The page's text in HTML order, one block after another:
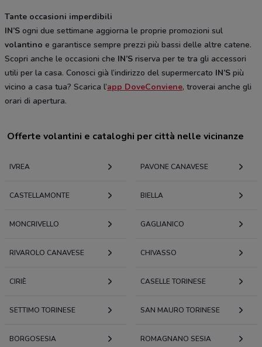
Tante occasioni imperdibili
IN’S ogni due settimane aggiorna le proprie promozioni sul
volantino e garantisce sempre prezzi più bassi delle altre catene.
Scopri anche le occasioni che IN’S riserva per te tra gli accessori
utili per la casa. Conosci già l’indirizzo del supermercato IN’S più
vicino a casa tua? Scarica l’app DoveConviene, troverai anche gli
orari di apertura.
Offerte volantini e cataloghi per città nelle vicinanze
IVREA PAVONE CANAVESE
CASTELLAMONTE BIELLA
MONCRIVELLO GAGLIANICO
RIVAROLO CANAVESE CHIVASSO
CIRIÈ CASELLE TORINESE
SETTIMO TORINESE SAN MAURO TORINESE
BORGOSESIA ROMAGNANO SESIA